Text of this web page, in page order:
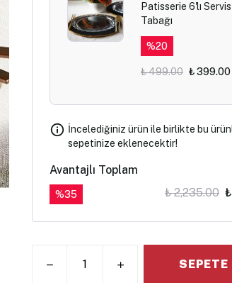
Patisserie 6'lı Servis
Tabağı
%20
₺ 499.00 ₺ 399.00
İncelediğiniz ürün ile birlikte bu
sepetinize eklenecektir!
Avantajlı Toplam
%35 ₺ 2,235.00
SEPETE